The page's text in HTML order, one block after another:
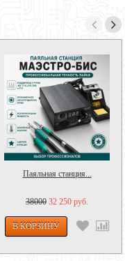
Паяльная станция...
38000 32 250 руб.